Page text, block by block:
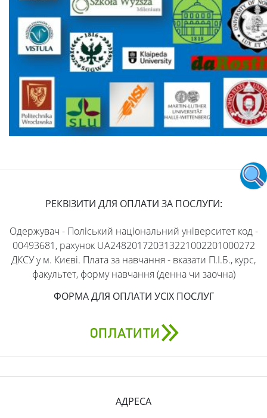
РЕКВІЗИТИ ДЛЯ ОПЛАТИ ЗА ПОСЛУГИ:
Одержувач - Поліський національний університет код -
00493681, рахунок UA248201720313221002201000272
ДКСУ у м. Києві. Плата за навчання - вказати П.І.Б., курс,
факультет, форму навчання (денна чи заочна)
ФОРМА ДЛЯ ОПЛАТИ УСІХ ПОСЛУГ
АДРЕСА